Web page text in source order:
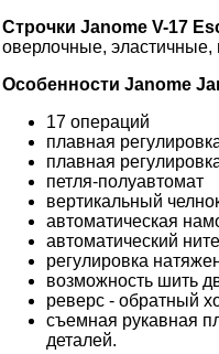
Строчки Janome V-17
оверлочные, эластичные,
Особенности Janome
17 операций
плавная
плавная
петля-полуавтомат
вертикальный
автоматическая
автоматический
регулировка
возможность шить
реверс - обратный
съемная рукавная
деталей.